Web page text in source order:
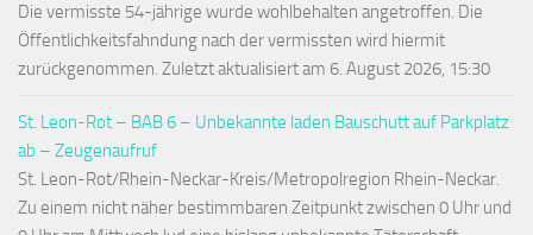
Die vermisste 54-jährige wurde wohlbehalten angetroffen. Die
Öffentlichkeitsfahndung nach der vermissten wird hiermit
zurückgenommen. Zuletzt aktualisiert am 6. August 2026, 15:30
St. Leon-Rot – BAB 6 – Unbekannte laden Bauschutt auf Parkplatz
ab – Zeugenaufruf
St. Leon-Rot/Rhein-Neckar-Kreis/Metropolregion Rhein-Neckar.
Zu einem nicht näher bestimmbaren Zeitpunkt zwischen 0 Uhr und